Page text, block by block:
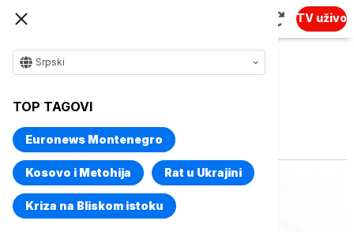
TV uživo
Srpski
TOP TAGOVI
Euronews Montenegro
Kosovo i Metohija Rat u Ukrajini
Kriza na Bliskom istoku
Vise o temi
Demokratija